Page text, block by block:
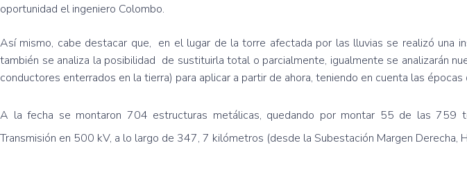
oportunidad el ingeniero Colombo.
Así mismo, cabe destacar que, en el lugar de la torre afectada por las lluvias se realizó una
también se analiza la posibilidad de sustituirla total o parcialmente, igualmente se analizarán
conductores enterrados en la tierra) para aplicar a partir de ahora, teniendo en cuenta las épocas
A la fecha se montaron 704 estructuras metálicas, quedando por montar 55 de las 759
Transmisión en 500 kV, a lo largo de 347, 7 kilómetros (desde la Subestación Margen Derecha,